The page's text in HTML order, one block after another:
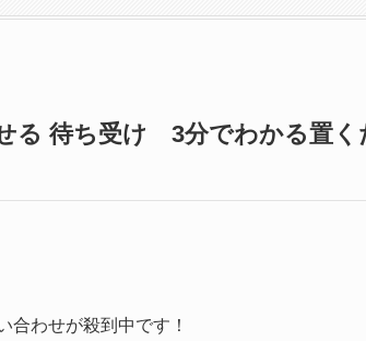
る 待ち受け 3分でわかる置く
合わせが殺到中です！